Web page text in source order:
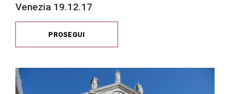
Venezia 19.12.17
PROSEGUI